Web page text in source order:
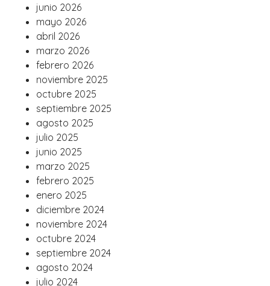
junio 2026
mayo 2026
abril 2026
marzo 2026
febrero 2026
noviembre 2025
octubre 2025
septiembre 2025
agosto 2025
julio 2025
junio 2025
marzo 2025
febrero 2025
enero 2025
diciembre 2024
noviembre 2024
octubre 2024
septiembre 2024
agosto 2024
julio 2024